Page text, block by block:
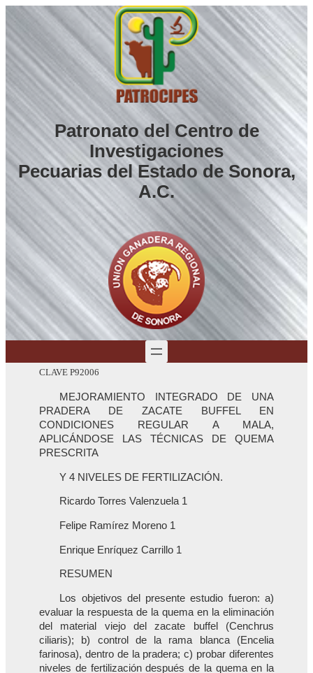
Saltar
al
contenido
Patronato del Centro de
Investigaciones
Pecuarias del Estado de Sonora,
A.C.
CLAVE P92006
MEJORAMIENTO INTEGRADO DE UNA
PRADERA DE ZACATE BUFFEL EN
CONDICIONES REGULAR A MALA,
APLICÁNDOSE LAS TÉCNICAS DE QUEMA
PRESCRITA
Y 4 NIVELES DE FERTILIZACIÓN.
Ricardo Torres Valenzuela 1
Felipe Ramírez Moreno 1
Enrique Enríquez Carrillo 1
RESUMEN
Los objetivos del presente estudio fueron: a)
evaluar la respuesta de la quema en la eliminación
del material viejo del zacate buffel (Cenchrus
ciliaris); b) control de la rama blanca (Encelia
farinosa), dentro de la pradera; c) probar diferentes
niveles de fertilización después de la quema en la